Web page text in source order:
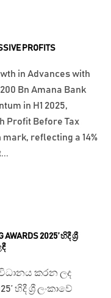
2025’ හිදී ශ්‍රී
කරන ලද
හිදී ශ්‍රී ලංකාවේ
PROFITS
in Advances with
Bn Amana Bank
in H1 2025,
Profit Before Tax
mark, reflecting a 14%